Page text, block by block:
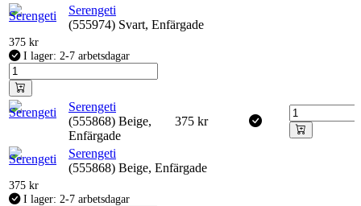
Serengeti
(555974) Svart, Enfärgade
375 kr
I lager: 2-7 arbetsdagar
Serengeti
(555868) Beige,
Enfärgade
375 kr
Serengeti
(555868) Beige, Enfärgade
375 kr
I lager: 2-7 arbetsdagar